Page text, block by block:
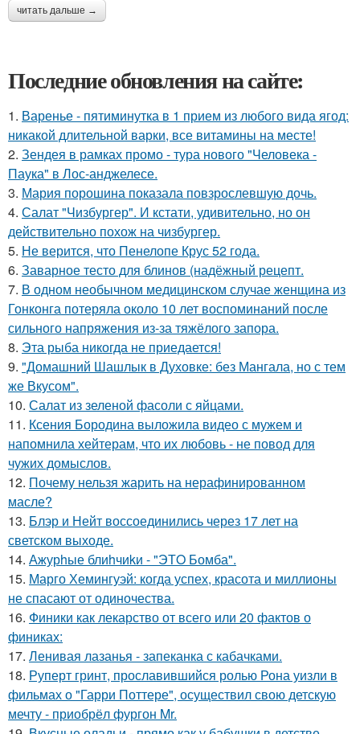
читать дальше →
Последние обновления на сайте:
1. Варенье - пятиминутка в 1 прием из любого вида ягод:
никакой длительной варки, все витамины на месте!
2. Зендея в рамках промо - тура нового "Человека -
Паука" в Лос-анджелесе.
3. Мария порошина показала повзрослевшую дочь.
4. Салат "Чизбургер". И кстати, удивительно, но он
действительно похож на чизбургер.
5. Не верится, что Пенелопе Крус 52 года.
6. Заварное тесто для блинов (надёжный рецепт.
7. В одном необычном медицинском случае женщина из
Гонконга потеряла около 10 лет воспоминаний после
сильного напряжения из-за тяжёлого запора.
8. Эта рыба никогда не приедается!
9. "Домашний Шашлык в Духовке: без Мангала, но с тем
же Вкусом".
10. Салат из зеленой фасоли с яйцами.
11. Ксения Бородина выложила видео с мужем и
напомнила хейтерам, что их любовь - не повод для
чужих домыслов.
12. Почему нельзя жарить на нерафинированном
масле?
13. Блэр и Нейт воссоединились через 17 лет на
светском выходе.
14. Ажурhые блиhчиkи - "ЭТO Бомба".
15. Марго Хемингуэй: когда успех, красота и миллионы
не спасают от одиночества.
16. Финики как лекарство от всего или 20 фактов о
финиках:
17. Ленивая лазанья - запеканка с кабачками.
18. Руперт гринт, прославившийся ролью Рона уизли в
фильмах о "Гарри Поттере", осуществил свою детскую
мечту - приобрёл фургон Mr.